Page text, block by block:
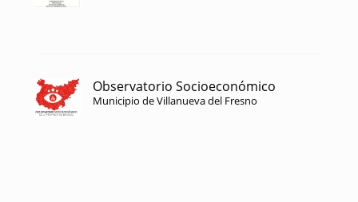
Observatorio Socioeconómico
Municipio de Villanueva del Fresno